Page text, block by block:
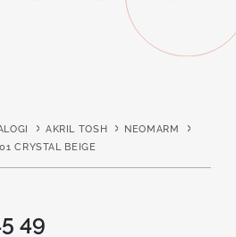
AKRIL TOSH
NEOMARM
CRYSTAL BEIGE
49